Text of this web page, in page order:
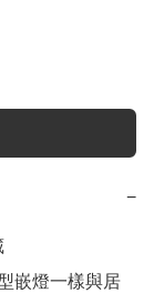
−
嵌燈一樣與居